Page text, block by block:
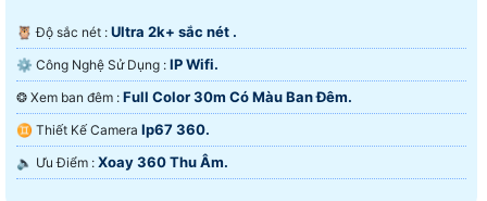
🦉 Độ sắc nét : Ultra 2k+ sắc nét .
⚙ Công Nghệ Sử Dụng : IP Wifi.
❂ Xem ban đêm : Full Color 30m Có Màu Ban Đêm.
♊ Thiết Kế Camera Ip67 360.
️🔈 Ưu Điểm : Xoay 360 Thu Âm.